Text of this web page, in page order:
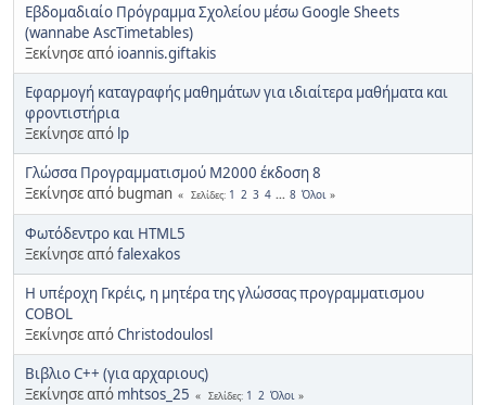
Εβδομαδιαίο Πρόγραμμα Σχολείου μέσω Google Sheets
(wannabe AscTimetables)
Ξεκίνησε από ioannis.giftakis
Εφαρμογή καταγραφής μαθημάτων για ιδιαίτερα μαθήματα και
φροντιστήρια
Ξεκίνησε από lp
Γλώσσα Προγραμματισμού Μ2000 έκδοση 8
Ξεκίνησε από bugman
Σελίδες 1 2 3 4 ... 8 Όλοι
Φωτόδεντρο και HTML5
Ξεκίνησε απόfalexakos
Η υπέροχη Γκρέις, η μητέρα της γλώσσας προγραμματισμου
COBOL
Ξεκίνησε απόChristodoulosl
Βιβλιο C++ (για αρχαριους)
Ξεκίνησε από mhtsos_25 Σελίδες 1 2 Όλοι